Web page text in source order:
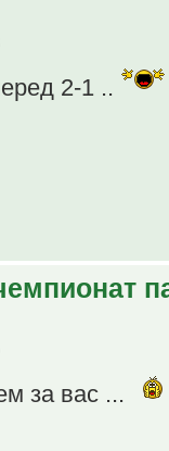
2-1 ..
за вас ...